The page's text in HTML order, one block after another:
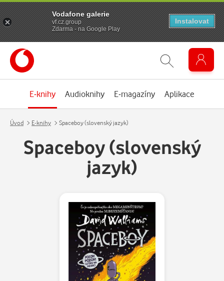
E-knihy Audioknihy E-magazíny Aplikace
Úvod E-knihy Spaceboy (slovenský jazyk)
Spaceboy (slovenský
jazyk)
Vodafone galerie
vf.cz.group
Zdarma - na Google Play
Instalovat